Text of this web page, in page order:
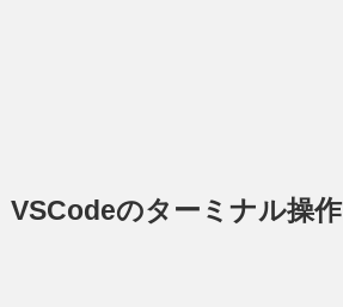
VSCodeのターミナル操作